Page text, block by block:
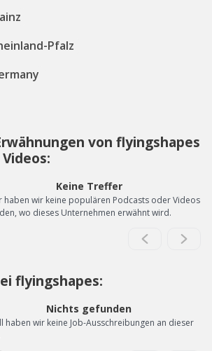
Pfalz
von flyingshapes
Keine Treffer
haben wir keine populären Podcasts oder Videos
wo dieses Unternehmen erwähnt wird.
flyingshapes:
Nichts gefunden
haben wir keine Job-Ausschreibungen an dieser